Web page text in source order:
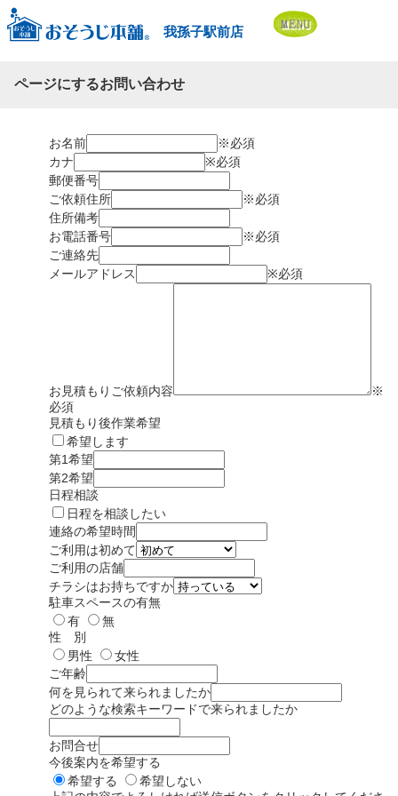
我孫子駅前店
ページにするお問い合わせ
お名前
※必須
カナ
※必須
郵便番号
ご依頼住所
※必須
住所備考
お電話番号
※必須
ご連絡先
メールアドレス
※必須
お見積もりご依頼内容
※
必須
見積もり後作業希望
希望します
第1希望
第2希望
日程相談
日程を相談したい
連絡の希望時間
ご利用は初めて
ご利用の店舗
チラシはお持ちですか
駐車スペースの有無
有
無
性 別
男性
女性
ご年齢
何を見られて来られましたか
どのような検索キーワードで来られましたか
お問合せ
今後案内を希望する
希望する
希望しない